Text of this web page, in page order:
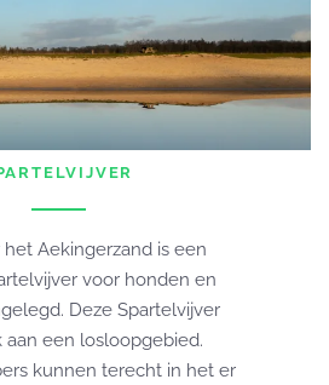
Aekingerzand is een
voor honden en
Deze Spartelvijver
aan een losloopgebied.
kunnen terecht in het er